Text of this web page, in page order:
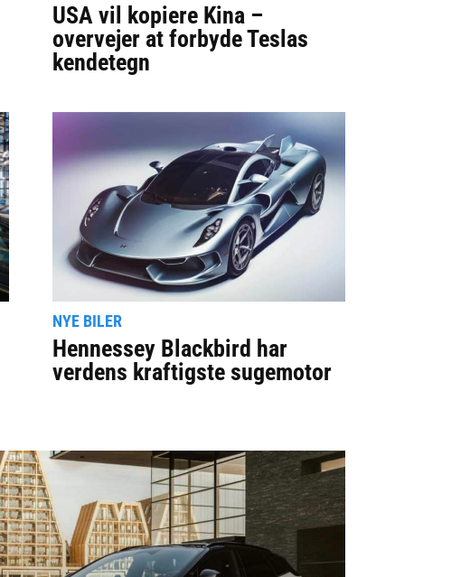
USA vil kopiere Kina –
overvejer at forbyde Teslas
kendetegn
NYE BILER
Hennessey Blackbird har
verdens kraftigste sugemotor